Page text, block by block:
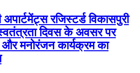
अपार्टमेंट्स रजिस्टर्ड विकासपुरी
दिवस के अवसर पर
और मनोरंजन कार्यक्रम का